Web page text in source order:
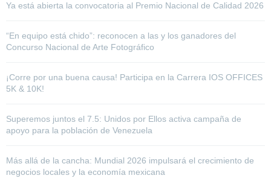
Ya está abierta la convocatoria al Premio Nacional de Calidad 2026
“En equipo está chido”: reconocen a las y los ganadores del
Concurso Nacional de Arte Fotográfico
¡Corre por una buena causa! Participa en la Carrera IOS OFFICES
5K & 10K!
Superemos juntos el 7.5: Unidos por Ellos activa campaña de
apoyo para la población de Venezuela
Más allá de la cancha: Mundial 2026 impulsará el crecimiento de
negocios locales y la economía mexicana